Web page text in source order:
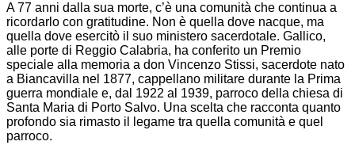
A 77 anni dalla sua morte, c’è una comunità che continua a
ricordarlo con gratitudine. Non è quella dove nacque, ma
quella dove esercitò il suo ministero sacerdotale. Gallico,
alle porte di Reggio Calabria, ha conferito un Premio
speciale alla memoria a don Vincenzo Stissi, sacerdote nato
a Biancavilla nel 1877, cappellano militare durante la Prima
guerra mondiale e, dal 1922 al 1939, parroco della chiesa di
Santa Maria di Porto Salvo. Una scelta che racconta quanto
profondo sia rimasto il legame tra quella comunità e quel
parroco.